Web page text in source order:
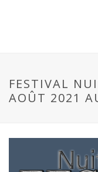
FESTIVAL
AOÛT 2021